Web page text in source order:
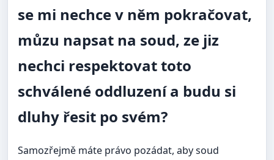
se mi nechce v něm pokračovat,
můzu napsat na soud, ze jiz
nechci respektovat toto
schválené oddluzení a budu si
dluhy řesit po svém?
Samozřejmě máte právo pozádat, aby soud